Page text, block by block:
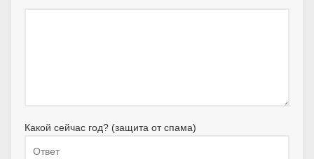
Какой сейчас год? (защита от спама)